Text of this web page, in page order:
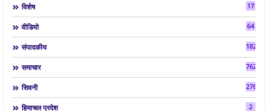
विशेष 17
वीडियो 64
संपादकीय 182
समाचार 7624
सिवनी 2763
हिमाचल प्रदेश 2